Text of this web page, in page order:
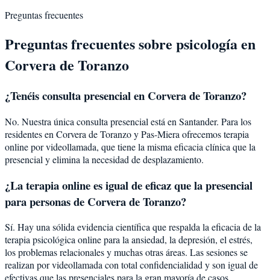
Preguntas frecuentes
Preguntas frecuentes sobre psicología en
Corvera de Toranzo
¿Tenéis consulta presencial en Corvera de Toranzo?
No. Nuestra única consulta presencial está en Santander. Para los
residentes en Corvera de Toranzo y Pas-Miera ofrecemos terapia
online por videollamada, que tiene la misma eficacia clínica que la
presencial y elimina la necesidad de desplazamiento.
¿La terapia online es igual de eficaz que la presencial
para personas de Corvera de Toranzo?
Sí. Hay una sólida evidencia científica que respalda la eficacia de la
terapia psicológica online para la ansiedad, la depresión, el estrés,
los problemas relacionales y muchas otras áreas. Las sesiones se
realizan por videollamada con total confidencialidad y son igual de